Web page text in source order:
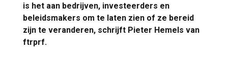
is het aan bedrijven, investeerders en
beleidsmakers om te laten zien of ze bereid
zijn te veranderen, schrijft Pieter Hemels van
ftrprf.